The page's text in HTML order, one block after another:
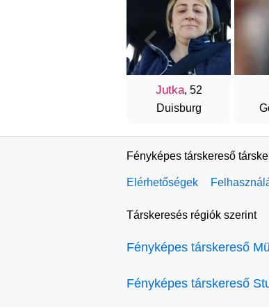
Jutka, 52
Duisburg
Fényképes társkereső
Elérhetőségek
Társkeresés régiók szerint
Fényképes társkereső
Fényképes társkereső